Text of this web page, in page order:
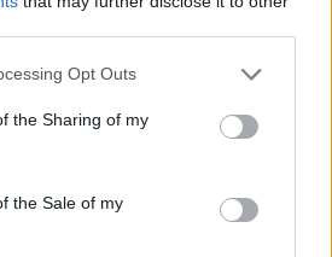
app uses one or more Google
usage behaviour. You may click to
Google and its third-party tags to
specified purposes in below Google
Opt Outs
the Sharing of my
the Sale of my
squalo attacca un
romano